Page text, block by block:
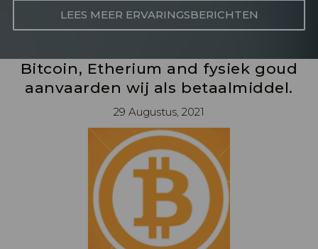
LEES MEER ERVARINGSBERICHTEN
Bitcoin, Etherium and fysiek goud
aanvaarden wij als betaalmiddel.
29 Augustus, 2021